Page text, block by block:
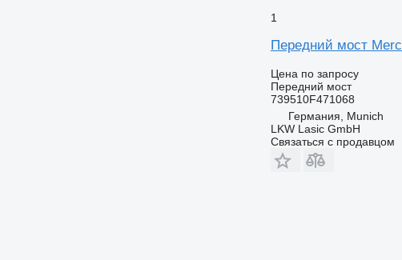
1
Передний мост
Цена по запросу
Передний мост
739510F471068
Германия, Munich
LKW Lasic GmbH
Связаться с продавцом